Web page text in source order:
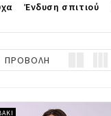
Ένδυση σπιτιού
ΠΡΟΒΟΛΗ